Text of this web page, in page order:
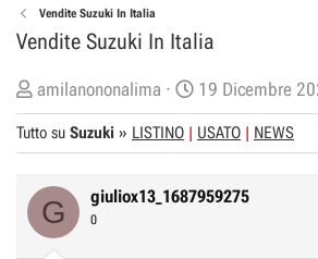
Vendite Suzuki In Italia
Vendite Suzuki In Italia
C
r
e
t
o
amilanononalima
D
a
t
d
19 Dicembre
Tutto su Suzuki » LISTINO USATO NEWS
G giuliox13_1687959275
0